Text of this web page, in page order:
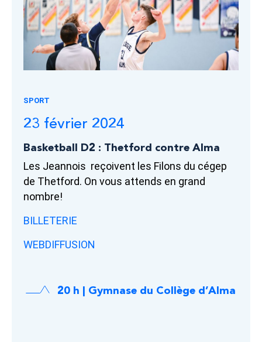
SPORT
23 février 2024
Basketball D2 : Thetford contre Alma
Les Jeannois reçoivent les Filons du cégep
de Thetford. On vous attends en grand
nombre!
BILLETERIE
WEBDIFFUSION
20 h | Gymnase du Collège d’Alma